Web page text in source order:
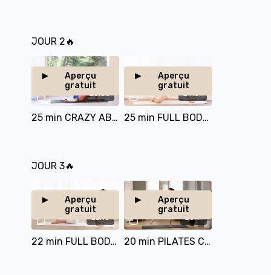
JOUR 2🔥
Aperçu
gratuit
25 min CRAZY ABDOS & BOOTY
Aperçu
gratuit
25 min FULL BODY SPICY
JOUR 3🔥
22:13
Aperçu
gratuit
22 min FULL BODY SPICY
20:11
Aperçu
gratuit
20 min PILATES CARDIO